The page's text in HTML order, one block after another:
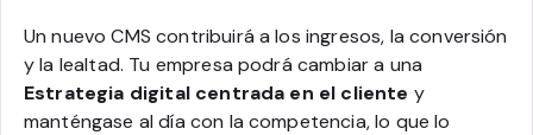
Un nuevo CMS contribuirá a los ingresos, la conversión
y la lealtad. Tu empresa podrá cambiar a una
Estrategia digital centrada en el cliente y
manténgase al día con la competencia, lo que lo